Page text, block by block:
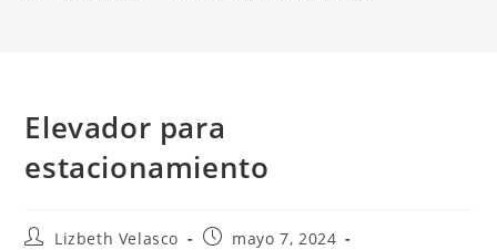
Elevador para
estacionamiento
Lizbeth Velasco
mayo 7, 2024